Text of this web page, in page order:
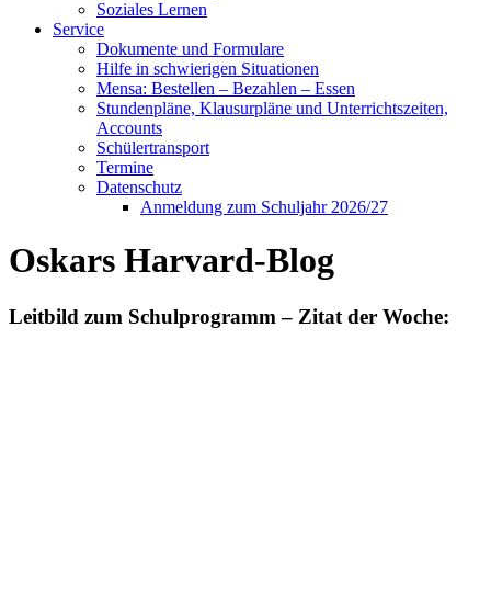
Soziales Lernen
Service
Dokumente und Formulare
Hilfe in schwierigen Situationen
Mensa: Bestellen – Bezahlen – Essen
Stundenpläne, Klausurpläne und Unterrichtszeiten,
Accounts
Schülertransport
Termine
Datenschutz
Anmeldung zum Schuljahr 2026/27
Oskars Harvard-Blog
Leitbild zum Schulprogramm – Zitat der Woche: